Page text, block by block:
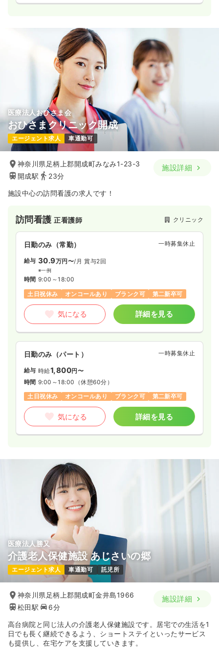
医療法人おひさま会
おひさまクリニック開成
エージェント求人 車通勤可
神奈川県足柄上郡開成町みなみ1-23-3
開成駅
23分
施設詳細
施設中心の訪問看護の求人です！
訪問看護正看護師 クリニック
日勤のみ（常勤） 一時募集休止
給与 30.9万円〜/月 賞与2回
※一例
時間 9:00～18:00
土日祝休み
オンコールあり ブランク可 第二新卒可
気になる 詳細を見る
日勤のみ（パート） 一時募集休止
給与 時給1,800円〜
時間 9:00～18:00 （休憩60分）
土日祝休み
オンコールあり ブランク可 第二新卒可
気になる 詳細を見る
医療法人勝又
介護老人保健施設 あじさいの郷
エージェント求人 車通勤可 託児所
神奈川県足柄上郡開成町金井島1966
松田駅
6分
施設詳細
高台病院と同じ法人の介護老人保健施設です。居宅での生活を1
日でも長く継続できるよう、ショートステイといったサービス
も提供し、在宅ケアを支援していきます。